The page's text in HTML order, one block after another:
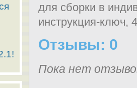
для сборки в
инструкция-ключ,
Отзывы: 0
Пока нет